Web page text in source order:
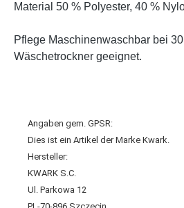
Material 50 % Polyester, 40 %
Pflege Maschinenwaschbar bei
Wäschetrockner geeignet.
Angaben gem. GPSR:
Dies ist ein Artikel der Marke Kwark.
Hersteller:
KWARK S.C.
Ul. Parkowa 12